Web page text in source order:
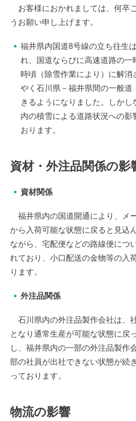
お客様におかれましては、何卒
うお願い申し上げます。
福井県内国道8号線の立ち往生
れ、国道ならびに高速道路の一
時頃（除雪作業により）に解消
やく石川県－福井県間の一般道
きるようになりました。しかし
内の積雪による道路状況への影
おります。
資材・外注品関係の影
資材関係
福井県内の国道開通により、メ
から入荷可能な状態に戻ると見込
ながら、宅配便などの路線便につ
れており、小口配送の金物等の入
ります。
外注品関係
石川県内の外注品製作会社は、
となり通常生産が可能な状態に戻
し、福井県内の一部の外注品製作
部の社員が出社できない状態が続
っております。
物流の影響